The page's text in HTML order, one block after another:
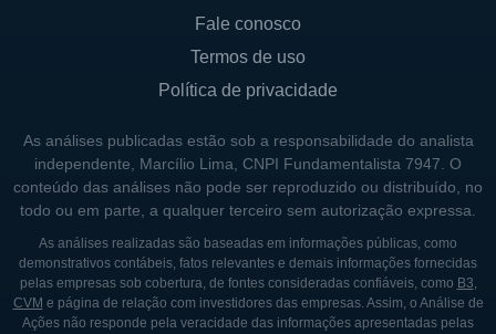
Fale conosco
Termos de uso
Política de privacidade
As análises publicadas estão sob a responsabilidade do analista
independente, Marcílio Lima, CNPI Fundamentalista 7947. O
conteúdo das análises não pode ser reproduzido ou distribuído, no
todo ou em parte, a qualquer terceiro sem autorização expressa.
As análises realizadas são baseadas em informações públicas, como
demonstrativos contábeis, fatos relevantes e demais informações fornecidas
pelas empresas sob cobertura, de fontes consideradas confiáveis, como B3,
CVM e página de relação com investidores das empresas. Assim, o Análise de
Ações não responde pela veracidade das informações apresentadas pelas